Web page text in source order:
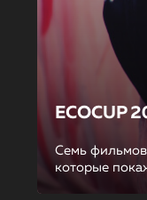
ECOCUP
Семь
которые